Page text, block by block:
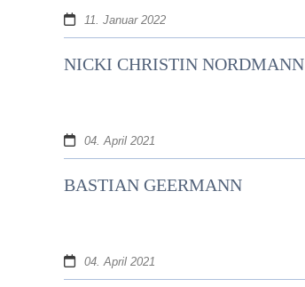
11. Januar 2022
NICKI CHRISTIN NORDMANN
04. April 2021
BASTIAN GEERMANN
04. April 2021